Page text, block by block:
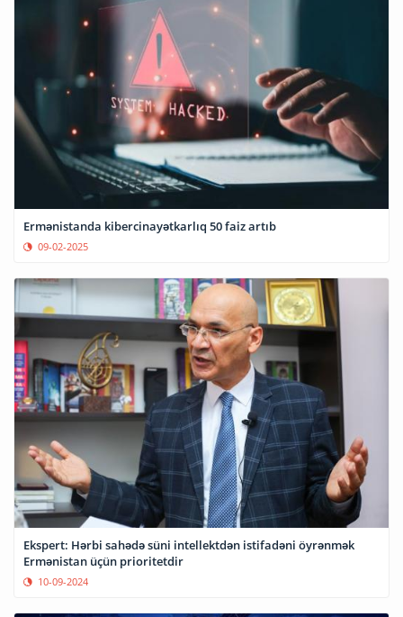
Ermənistanda kibercinayətkarlıq 50 faiz artıb
09-02-2025
Ekspert: Hərbi sahədə süni intellektdən istifadəni öyrənmək
Ermənistan üçün prioritetdir
10-09-2024